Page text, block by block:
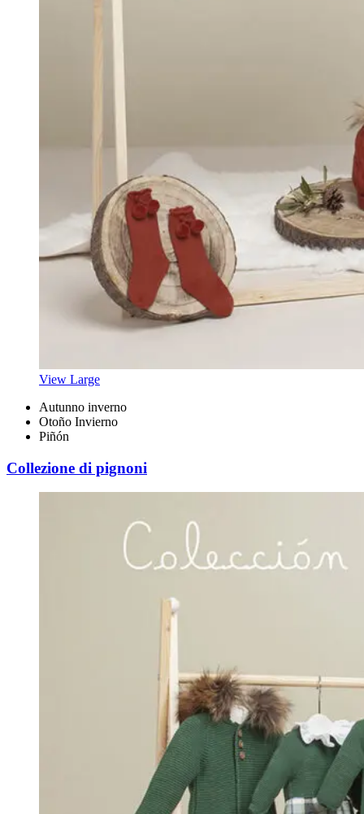
View Large
Autunno inverno
Otoño Invierno
Piñón
Collezione di pignoni